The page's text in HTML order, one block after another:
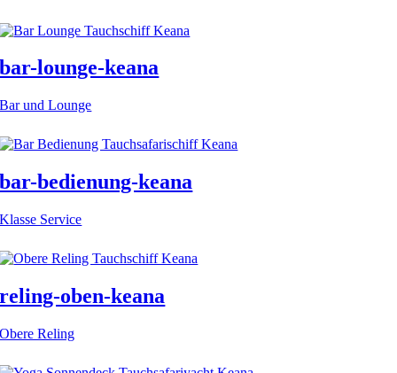
bar-lounge-keana
Bar und Lounge
bar-bedienung-keana
Klasse Service
reling-oben-keana
Obere Reling